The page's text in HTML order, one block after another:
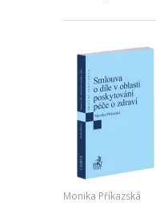
Monika Příkazská